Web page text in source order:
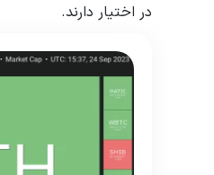
در اختیار دارند.